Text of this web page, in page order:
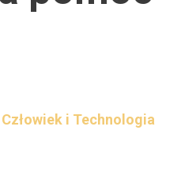
Człowiek i Technologia